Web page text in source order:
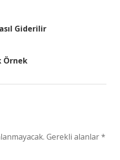
Giderilir
Örnek
Gerekli alanlar*